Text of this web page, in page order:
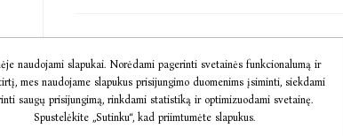
kūrybinio rašymo bakalauro laipsnį. L.
kur lankytojai suteikia jai daug įkvėpimo rašyti.
JAV pasirodė dar 2013 m. ir nuo tada tapo ne
bet ir „TikTok“ sensacija; vien JAV parduota
Į KREPŠELĮ
Informacija
naudojami slapukai. Norėdami pagerinti svetainės funkcionalumą ir
mes naudojame slapukus prisijungimo duomenims įsiminti, siekdami
saugų prisijungimą, rinkdami statistiką ir optimizuodami svetainę.
Spustelėkite „Sutinku“, kad priimtumėte slapukus.